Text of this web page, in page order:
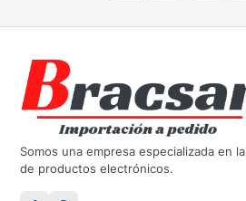
Somos una empresa especializada en
de productos electrónicos.